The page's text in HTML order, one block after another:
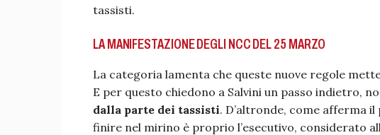
tassisti.
LA MANIFESTAZIONE DEGLI NCC DEL 25 MARZO
La categoria lamenta che queste nuove regole
E per questo chiedono a Salvini un passo indietro,
dalla parte dei tassisti. D’altronde, come afferma
finire nel mirino è proprio l’esecutivo, considerato